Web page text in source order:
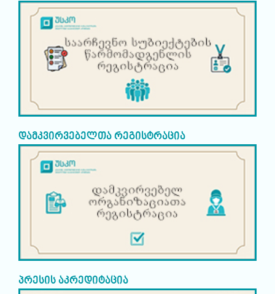
დამკვირვებელთა რეგისტრაცია
პრესის აკრედიტაცია